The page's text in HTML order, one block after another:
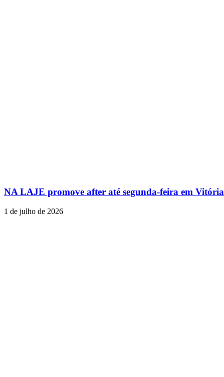
NA LAJE promove after até segunda-feira em Vitória
1 de julho de 2026